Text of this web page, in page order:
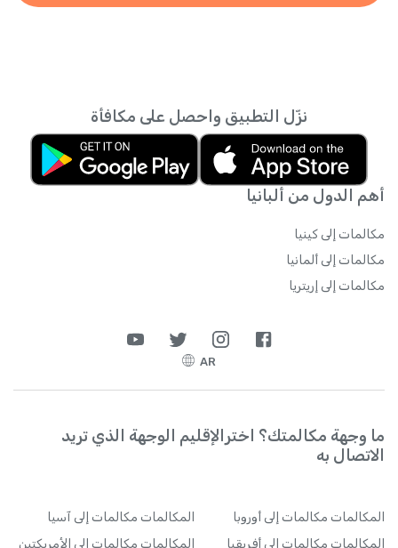
أهم الدول من ألبانيا
مكالمات إلى كينيا
مكالمات إلى ألمانيا
مكالمات إلى إريتريا
نزّل التطبيق واحصل على مكافأة
AR
ما وجهة مكالمتك؟ اخترالإقليم الوجهة الذي تريد
الاتصال به
المكالمات مكالمات إلى أوروبا المكالمات مكالمات إلى آسيا
المكالمات مكالمات إلى أفريقيا المكالمات مكالمات إلى الأمريكتين